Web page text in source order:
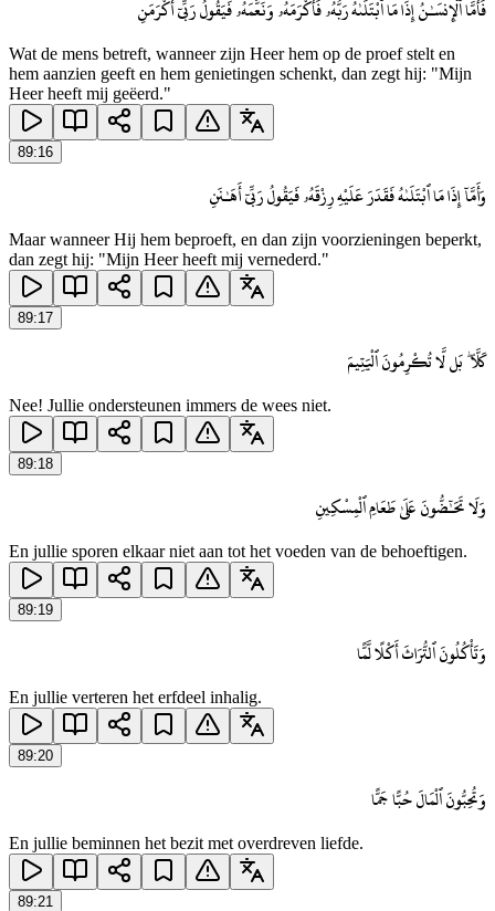
فَأَمَّا ٱلْإِنسَـٰنُ إِذَا مَا ٱبْتَلَىٰهُ رَبُّهُۥ فَأَكْرَمَهُۥ وَنَعَّمَهُۥ فَيَقُولُ رَبِّىٓ أَكْرَمَنِ
Wat de mens betreft, wanneer zijn Heer hem op de proef stelt en
hem aanzien geeft en hem genietingen schenkt, dan zegt hij: "Mijn
Heer heeft mij geëerd."
89:16
وَأَمَّآ إِذَا مَا ٱبْتَلَىٰهُ فَقَدَرَ عَلَيْهِ رِزْقَهُۥ فَيَقُولُ رَبِّىٓ أَهَـٰنَنِ
Maar wanneer Hij hem beproeft, en dan zijn voorzieningen beperkt,
dan zegt hij: "Mijn Heer heeft mij vernederd."
89:17
كَلَّا ۖ بَل لَّا تُكْرِمُونَ ٱلْيَتِيمَ
Nee! Jullie ondersteunen immers de wees niet.
89:18
وَلَا تَحَـٰٓضُّونَ عَلَىٰ طَعَامِ ٱلْمِسْكِينِ
En jullie sporen elkaar niet aan tot het voeden van de behoeftigen.
89:19
وَتَأْكُلُونَ ٱلتُّرَاثَ أَكْلًا لَّمًّا
En jullie verteren het erfdeel inhalig.
89:20
وَتُحِبُّونَ ٱلْمَالَ حُبًّا جَمًّا
En jullie beminnen het bezit met overdreven liefde.
89:21